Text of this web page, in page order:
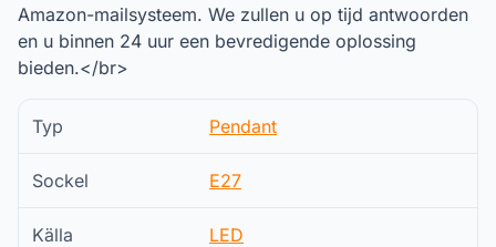
Amazon-mailsysteem. We zullen u op tijd antwoorden
en u binnen 24 uur een bevredigende oplossing
bieden.</br>
Typ Pendant
Sockel E27
Källa LED